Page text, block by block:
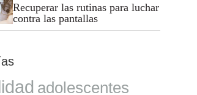
Recuperar las rutinas para luchar
contra las pantallas
adolescentes